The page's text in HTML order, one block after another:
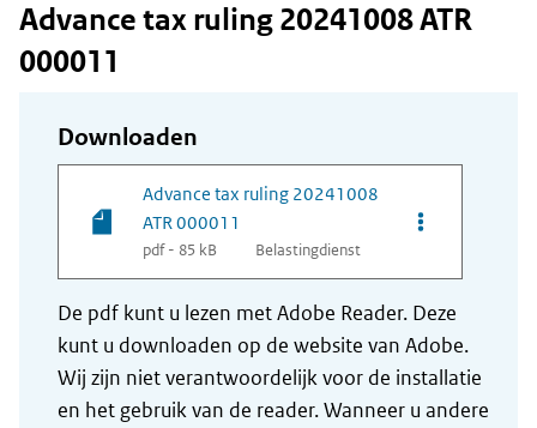
Advance tax ruling 20241008 ATR
000011
Downloaden
Advance tax ruling 20241008
ATR 000011
pdf - 85 kB Belastingdienst
Opties van
De pdf kunt u lezen met Adobe Reader. Deze
kunt u downloaden op de website van Adobe.
Wij zijn niet verantwoordelijk voor de installatie
en het gebruik van de reader. Wanneer u andere